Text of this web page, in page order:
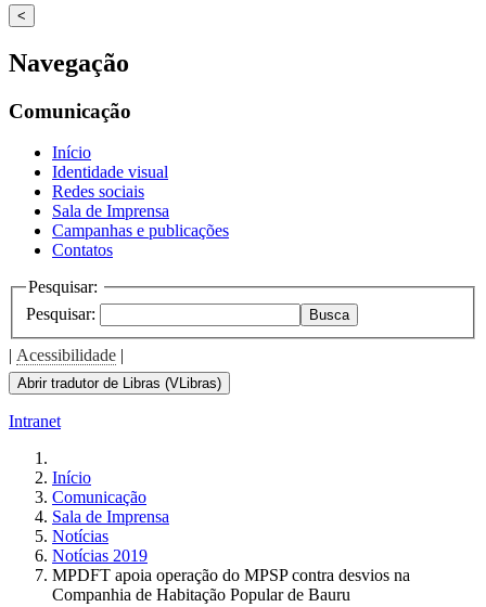
/".
This
shortcut
activates
screen
help
navigate
interact
the
content.
<
Navegação
Comunicação
Início
Identidade visual
Redes sociais
Sala de Imprensa
Campanhas e publicações
Contatos
Pesquisar:
Pesquisar:
Busca
| Acessibilidade |
Abrir tradutor de Libras (VLibras)
Intranet
Início
Comunicação
Sala de Imprensa
Notícias
Notícias 2019
MPDFT apoia operação do MPSP contra desvios na
Companhia de Habitação Popular de Bauru